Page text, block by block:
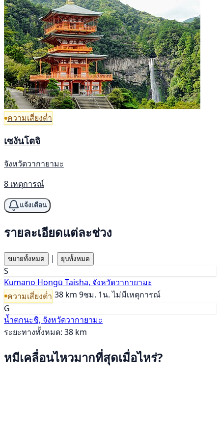
ความเสี่ยงต่ำ
เซงันโตจิ
จังหวัดวากายามะ
8 เหตุการณ์
แจ้งเตือน
รายละเอียดแต่ละช่วง
ขยายทั้งหมด | ยุบทั้งหมด
S
Kumano Hongū Taisha, จังหวัดวากายามะ
ความเสี่ยงต่ำ 38 km 9ชม. 1น. ไม่มีเหตุการณ์
G
น้ำตกนะชิ, จังหวัดวากายามะ
ระยะทางทั้งหมด: 38 km
หมีเคลื่อนไหวมากที่สุดเมื่อไหร่?